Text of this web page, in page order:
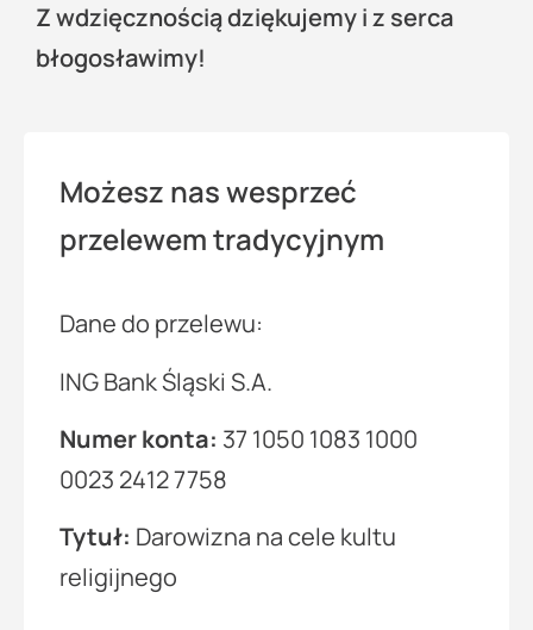
Z wdzięcznością dziękujemy i z serca
błogosławimy!
Możesz nas wesprzeć
przelewem tradycyjnym
Dane do przelewu:
ING Bank Śląski S.A.
Numer konta: 37 1050 1083 1000
0023 2412 7758
Tytuł: Darowizna na cele kultu
religijnego